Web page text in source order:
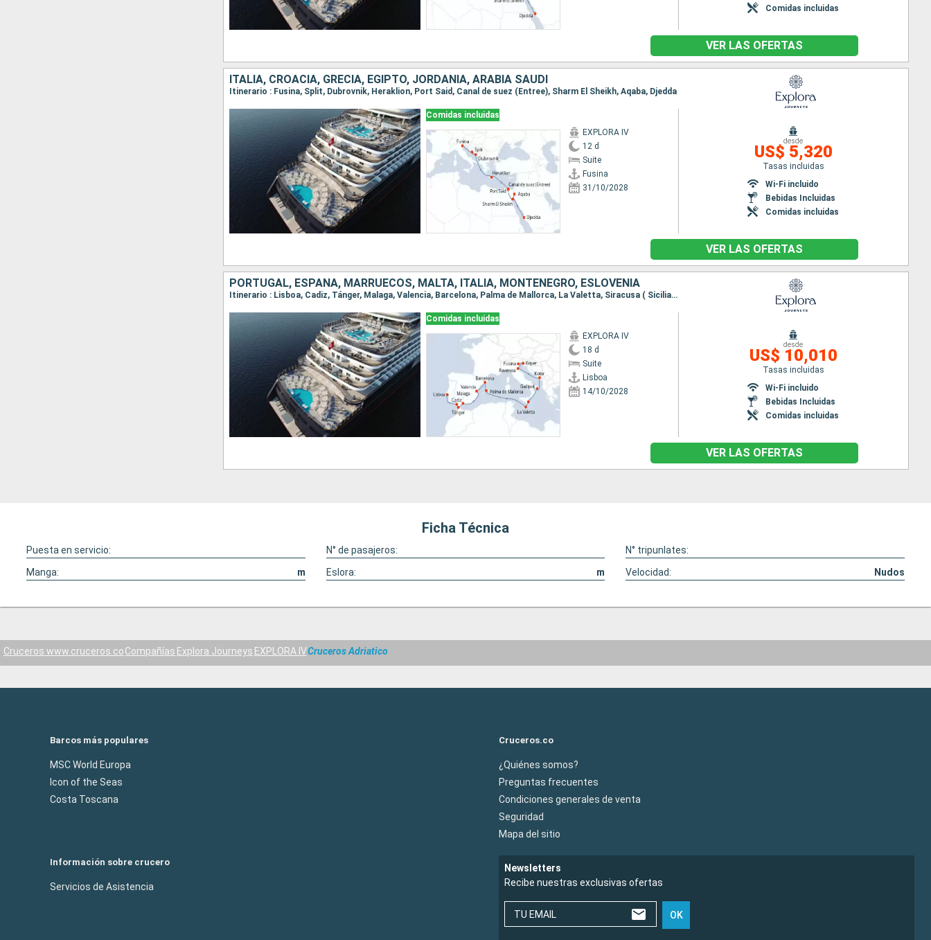
Comidas incluidas
VER LAS OFERTAS
ITALIA, CROACIA, GRECIA, EGIPTO, JORDANIA, ARABIA SAUDÍ
Itinerario : Fusina, Split, Dubrovnik, Heraklion, Port Said, Canal de suez (Entree), Sharm El Sheikh, Aqaba, Djedda
Comidas incluidas
EXPLORA IV
12 d
Suite
Fusina
31/10/2028
desde
US$ 5,320
Tasas incluidas
Wi-Fi incluido
Bebidas Incluidas
Comidas incluidas
VER LAS OFERTAS
PORTUGAL, ESPAÑA, MARRUECOS, MALTA, ITALIA, MONTENEGRO, ESLOVENIA
Itinerario : Lisboa, Cadiz, Tánger, Malaga, Valencia, Barcelona, Palma de Mallorca, La Valetta, Siracusa ( Sicilia), Gallipoli, Kotor, Ravenna, Koper, Fusina
Comidas incluidas
EXPLORA IV
18 d
Suite
Lisboa
14/10/2028
desde
US$ 10,010
Tasas incluidas
Wi-Fi incluido
Bebidas Incluidas
Comidas incluidas
VER LAS OFERTAS
Ficha Técnica
Puesta en servicio: N° de pasajeros:
N° tripunlates:
Manga:
m Eslora: m Velocidad: Nudos
Cruceros www.cruceros.coCompañías Explora Journeys EXPLORA IVCruceros Adriatico
Barcos más populares
MSC World Europa
Icon of the Seas
Costa Toscana
Cruceros.co
¿Quiénes somos?
Preguntas frecuentes
Condiciones generales de venta
Seguridad
Mapa del sitio
Información sobre crucero
Servicios de Asistencia
Newsletters
Recibe nuestras exclusivas ofertas
TU EMAIL OK